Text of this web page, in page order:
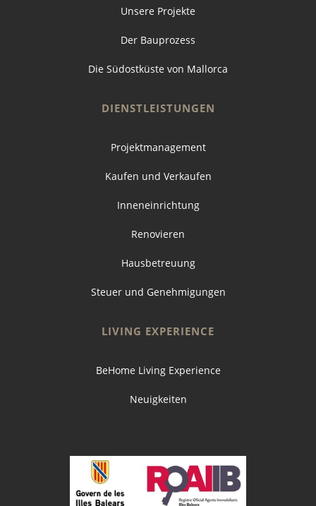
Unsere Projekte
Der Bauprozess
Die Südostküste von Mallorca
DIENSTLEISTUNGEN
Projektmanagement
Kaufen und Verkaufen
Inneneinrichtung
Renovieren
Hausbetreuung
Steuer und Genehmigungen
LIVING EXPERIENCE
BeHome Living Experience
Neuigkeiten